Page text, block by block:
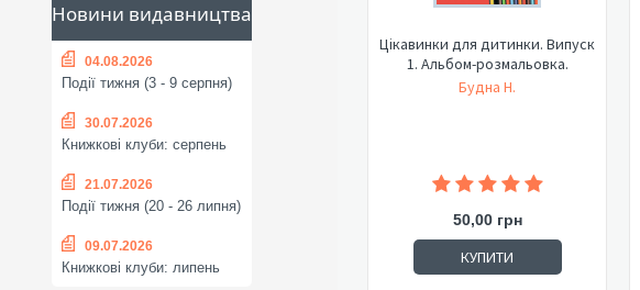
Новини видавництва
04.08.2026
Події тижня (3 - 9 серпня)
30.07.2026
Книжкові клуби: серпень
21.07.2026
Події тижня (20 - 26 липня)
09.07.2026
Книжкові клуби: липень
Цікавинки для дитинки. Випуск
1. Альбом-розмальовка.
Будна Н.
50,00 грн
КУПИТИ